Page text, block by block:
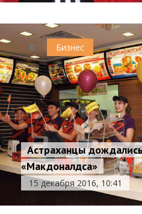
0 Бизнес
Астраханцы
«Макдоналдса»
15 декабря 2016, 10:41